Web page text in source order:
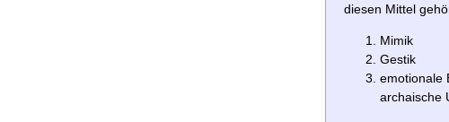
diesen Mittel
Mimik
Gestik
emotionale
archaische